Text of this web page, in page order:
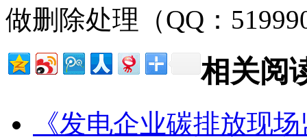
做删除处理（QQ：
相关阅
《发电企业碳排放现